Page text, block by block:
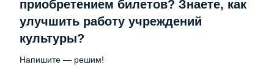
приобретением билетов? Знаете, как
улучшить работу учреждений
культуры?
Напишите — решим!